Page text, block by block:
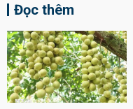
Đọc thêm